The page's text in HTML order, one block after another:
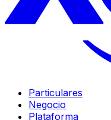
Particulares
Negocio
Plataforma